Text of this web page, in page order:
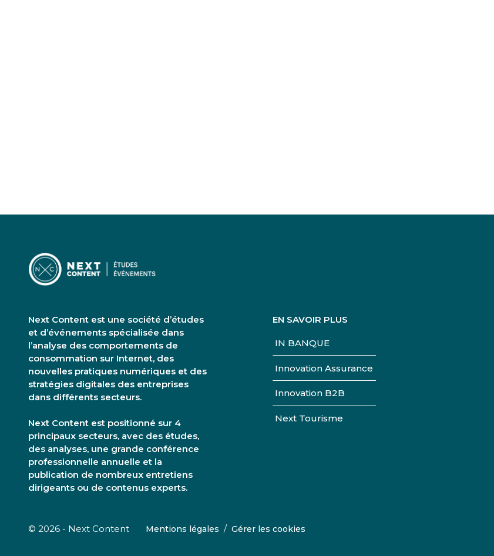
Next Content est une société d’études
et d’événements spécialisée dans
l’analyse des comportements de
consommation sur Internet, des
nouvelles pratiques numériques et des
stratégies digitales des entreprises
dans différents secteurs.
Next Content est positionné sur 4
principaux secteurs, avec des études,
des analyses, une grande conférence
professionnelle annuelle et la
publication de nombreux entretiens
dirigeants ou de contenus experts.
EN SAVOIR PLUS
IN BANQUE
Innovation Assurance
Innovation B2B
Next Tourisme
© 2026 - Next Content Mentions légales / Gérer les cookies